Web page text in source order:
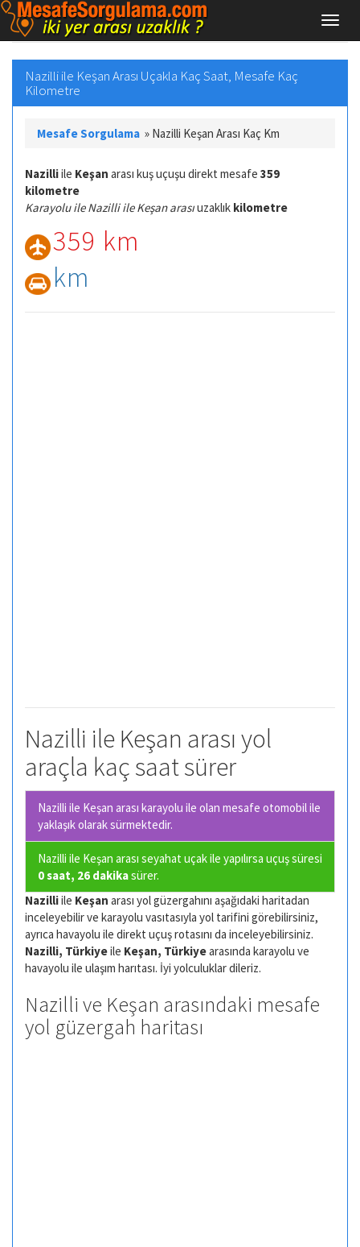
Nazilli ile Keşan Arası Uçakla Kaç Saat, Mesafe Kaç
Kilometre
Mesafe Sorgulama » Nazilli Keşan Arası Kaç Km
Nazilliile Keşan arası kuş uçuşu direkt mesafe 359
kilometre
Karayolu ile Nazilli ile Keşan arasıuzaklık kilometre
359 km
km
Nazilli ile Keşan arası yol
araçla kaç saat sürer
Nazilli ile Keşan arası karayolu ile olan mesafe otomobil ile
yaklaşık olaraksürmektedir.
Nazilli ile Keşan arası seyahat uçak ile yapılırsa uçuş süresi
0 saat, 26 dakikasürer.
Nazilliile Keşan arası yol güzergahını aşağıdaki haritadan
inceleyebilir ve karayolu vasıtasıyla yol tarifini görebilirsiniz,
ayrıca havayolu ile direkt uçuş rotasını da inceleyebilirsiniz.
Nazilli, Türkiyeile Keşan, Türkiyearasında karayolu ve
havayolu ile ulaşım harıtası. İyi yolculuklar dileriz.
Nazilli ve Keşan arasındaki mesafe
yol güzergah haritası